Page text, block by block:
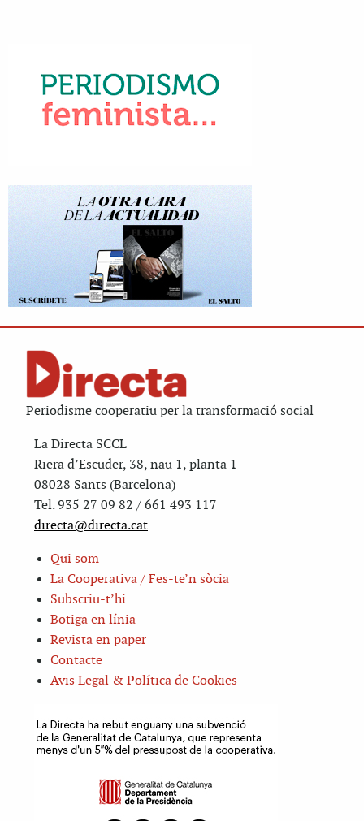
Periodisme cooperatiu per la transformació social
La Directa SCCL
Riera d’Escuder, 38, nau 1, planta 1
08028 Sants (Barcelona)
Tel. 935 27 09 82 / 661 493 117
directa@directa.cat
Qui som
La Cooperativa / Fes-te’n sòcia
Subscriu-t’hi
Botiga en línia
Revista en paper
Contacte
Avis Legal & Política de Cookies